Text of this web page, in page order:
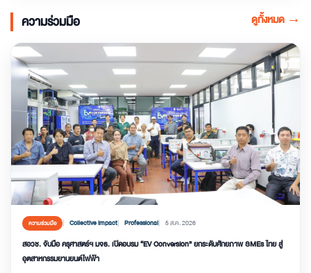
ความร่วมมือ ดูทั้งหมด →
ความร่วมมือ Collective Impact Professional 5 ส.ค. 2026
สอวช. จับมือ ครุศาสตร์ฯ มจธ. เปิดอบรม “EV Conversion” ยกระดับศักยภาพ SMEs ไทย สู่
อุตสาหกรรมยานยนต์ไฟฟ้า